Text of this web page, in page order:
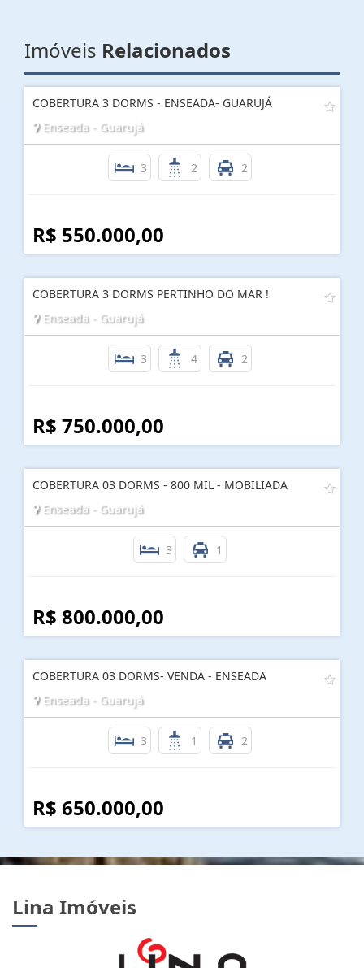
Imóveis Relacionados
COBERTURA 3 DORMS - ENSEADA- GUARUJÁ
Enseada - Guarujá
3 2 2
R$ 550.000,00
COBERTURA 3 DORMS PERTINHO DO MAR !
Enseada - Guarujá
3 4 2
R$ 750.000,00
COBERTURA 03 DORMS - 800 MIL - MOBILIADA
Enseada - Guarujá
3 1
R$ 800.000,00
COBERTURA 03 DORMS- VENDA - ENSEADA
Enseada - Guarujá
3 1 2
R$ 650.000,00
Lina Imóveis